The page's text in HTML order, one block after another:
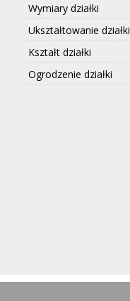
Wymiary działki
Ukształtowanie działki
Kształt działki
Ogrodzenie działki